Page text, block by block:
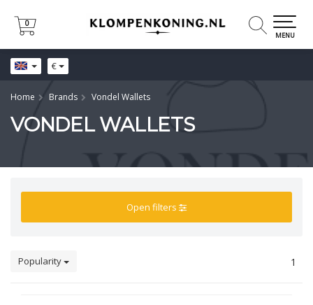
€
0
0
MENU
Home Brands Vondel Wallets
VONDEL WALLETS
Open filters
Popularity 1